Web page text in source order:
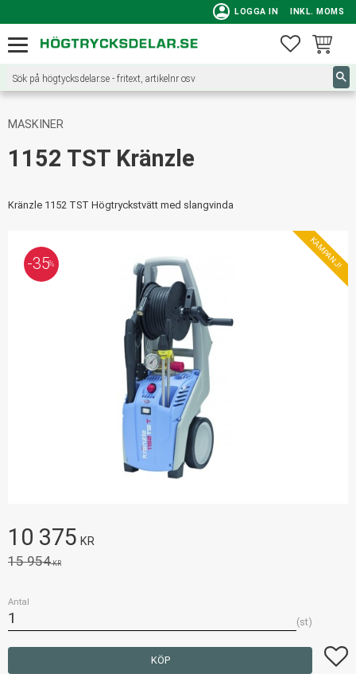
Meny
person LOGGA IN INKL. MOMS
MASKINER
1152 TST Kränzle
Kränzle 1152 TST Högtryckstvätt med slangvinda
35% KAMPANJ!
Nedsatt pris:
10 375 KR
Ordinarie pris:
15 954KR
Antal
st
KÖP